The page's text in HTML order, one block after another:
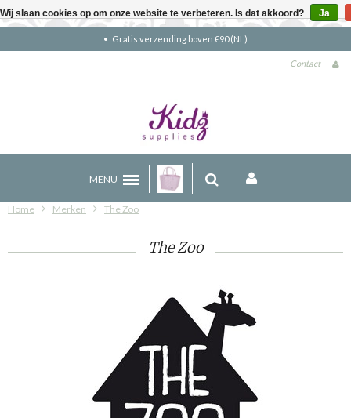
Gratis verzending boven €90 (NL)
Contact
MENU
Home Merken The Zoo
The Zoo
Wij slaan cookies op om onze website te verbeteren. Is dat akkoord? Ja